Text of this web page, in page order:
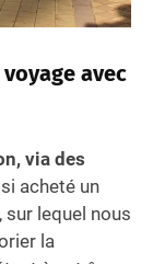
avec
via des
acheté un
, sur lequel nous
la